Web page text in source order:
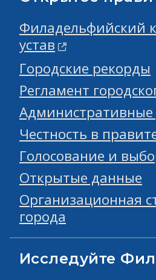
Филадельфийский
устав
Городские рекорды
Регламент
Административные
Честность в
Голосование и
Открытые данные
Организационная
города
Исследуйте